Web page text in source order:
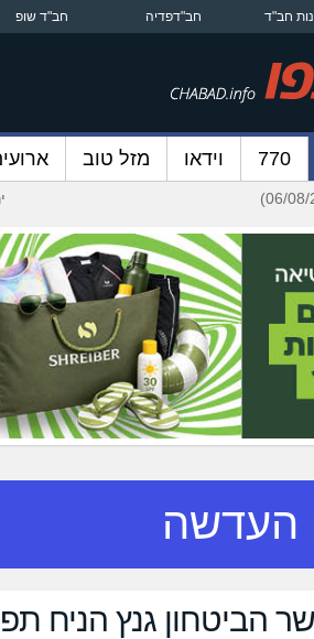
חב"ד חב"דפדיה חב"ד שופ
770 וידאו מזל טוב
העדשה
הביטחון גנץ הניח